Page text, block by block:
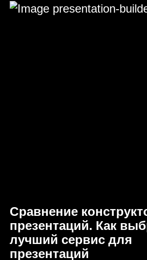
Сравнение
презентаций. Как
лучший сервис для
презентаций